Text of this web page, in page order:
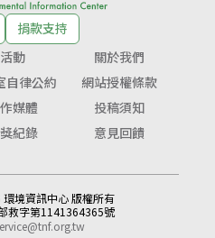
捐款支持
活動
關於我們
自律公約
網站授權條款
媒體
投稿須知
紀錄 意見回饋
境資訊中心 版權所有
救字第1141364365號